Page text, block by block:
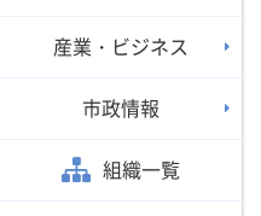
産業・ビジネス
市政情報
組織一覧